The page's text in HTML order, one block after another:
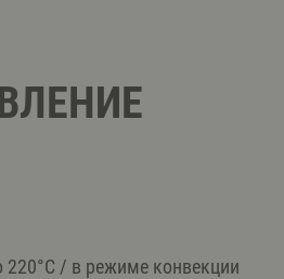
220°C / в режиме конвекции